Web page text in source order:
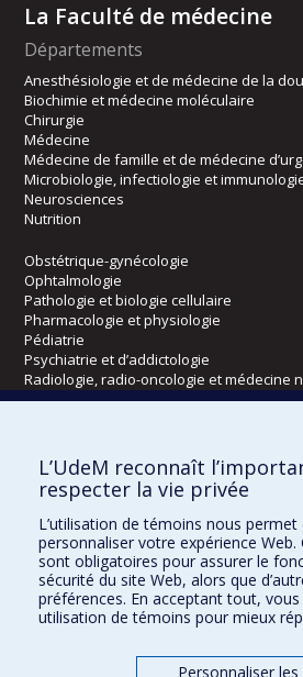
La Faculté de médecine
Départements
Anesthésiologie et de médecine de la
Biochimie et médecine moléculaire
Chirurgie
Médecine
Médecine de famille et de médecine
Microbiologie, infectiologie et
Neurosciences
Nutrition
Obstétrique-gynécologie
Ophtalmologie
Pathologie et biologie cellulaire
Pharmacologie et physiologie
Pédiatrie
Psychiatrie et d’addictologie
Radiologie, radio-oncologie et médecine
Kinésiologie et des sciences de l’activité
Orthophonie et audiologie
Réadaptation
Directions
DPC
CPASS
L’UdeM reconnaît
respecter la vie privée
L’utilisation de témoins nous permet
personnaliser votre expérience
sont obligatoires pour assurer le
sécurité du site Web, alors que
préférences. En acceptant tout,
utilisation de témoins pour mieux
Personnaliser les